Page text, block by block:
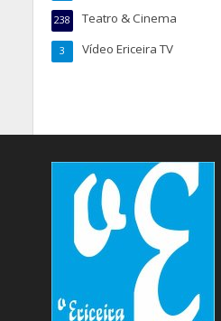
Teatro & Cinema
238
Vídeo Ericeira TV
3